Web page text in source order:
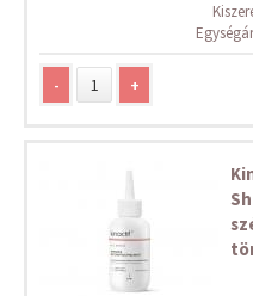
- +